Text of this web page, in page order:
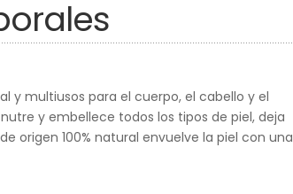
y multiusos para el cuerpo, el cabello y el
y embellece todos los tipos de piel, deja
origen 100% natural envuelve la piel con una